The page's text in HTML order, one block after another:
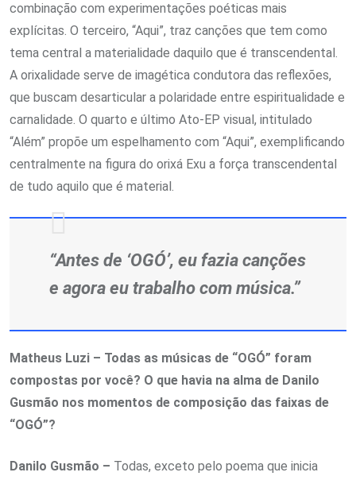
combinação com experimentações poéticas mais
explícitas. O terceiro, “Aqui”, traz canções que tem como
tema central a materialidade daquilo que é transcendental.
A orixalidade serve de imagética condutora das reflexões,
que buscam desarticular a polaridade entre espiritualidade e
carnalidade. O quarto e último Ato-EP visual, intitulado
“Além” propõe um espelhamento com “Aqui”, exemplificando
centralmente na figura do orixá Exu a força transcendental
de tudo aquilo que é material.
“Antes de ‘OGÓ’, eu fazia canções
e agora eu trabalho com música.”
Matheus Luzi – Todas as músicas de “OGÓ” foram
compostas por você? O que havia na alma de Danilo
Gusmão nos momentos de composição das faixas de
“OGÓ”?
Danilo Gusmão – Todas, exceto pelo poema que inicia